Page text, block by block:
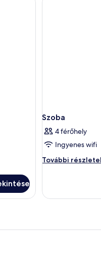
Szoba
4 férőhely
Ingyenes wifi
További
Szoba
Boutique Hotel